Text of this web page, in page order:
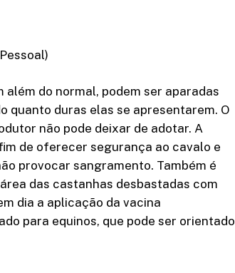
do normal, podem ser aparadas
quanto duras elas se apresentarem. O
não pode deixar de adotar. A
de oferecer segurança ao cavalo e
provocar sangramento. Também é
das castanhas desbastadas com
dia a aplicação da vacina
para equinos, que pode ser orientado